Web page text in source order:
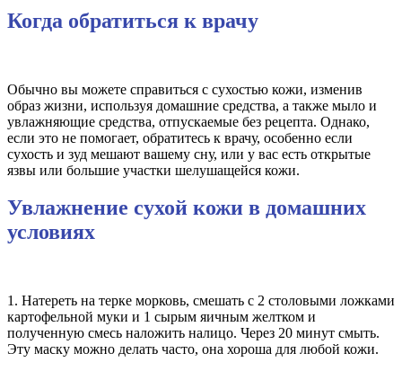
Когда обратиться к врачу
Обычно вы можете справиться с сухостью кожи, изменив
образ жизни, используя домашние средства, а также мыло и
увлажняющие средства, отпускаемые без рецепта. Однако,
если это не помогает, обратитесь к врачу, особенно если
сухость и зуд мешают вашему сну, или у вас есть открытые
язвы или большие участки шелушащейся кожи.
Увлажнение сухой кожи в домашних
условиях
1. Натереть на терке морковь, смешать с 2 столовыми ложками
картофельной муки и 1 сырым яичным желтком и
полученную смесь наложить налицо. Через 20 минут смыть.
Эту маску можно делать часто, она хороша для любой кожи.